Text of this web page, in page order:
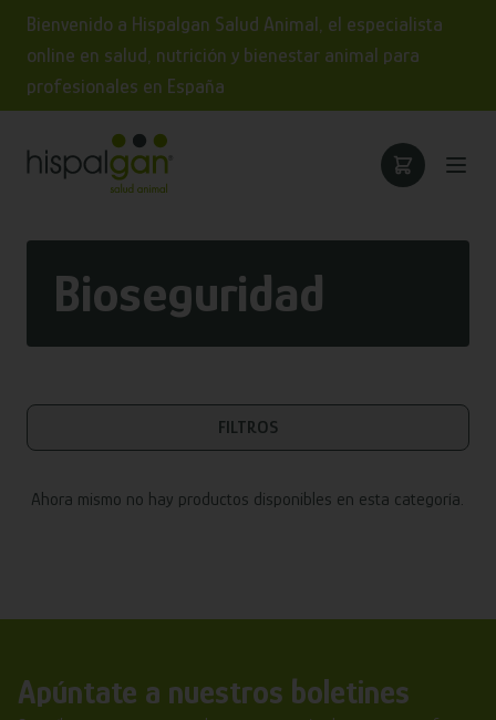
Bienvenido a Hispalgan Salud Animal, el especialista
online en salud, nutrición y bienestar animal para
profesionales en España
Bioseguridad
FILTROS
Ahora mismo no hay productos disponibles en esta categoría.
Apúntate a nuestros boletines